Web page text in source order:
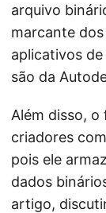
arquivo
marcante
aplicativos
são da
Além disso,
criadores
pois ele
dados
artigo,